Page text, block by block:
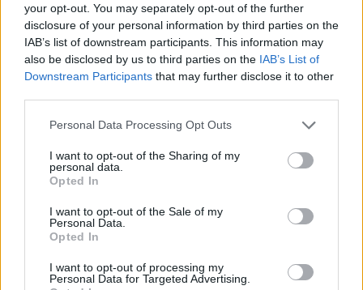
your opt-out. You may separately opt-out of the further
disclosure of your personal information by third parties on the
IAB’s list of downstream participants. This information may
also be disclosed by us to third parties on the IAB’s List of
Downstream Participants that may further disclose it to other
Personal Data Processing Opt Outs
I want to opt-out of the Sharing of my
personal data.
Opted In
I want to opt-out of the Sale of my
Personal Data.
Opted In
I want to opt-out of processing my
Personal Data for Targeted Advertising.
Esim for Global
Esim for USA| Esim for Italy| Esim for Spain|Esim
for Turkey|Esim for Germany|Esim for Greece|